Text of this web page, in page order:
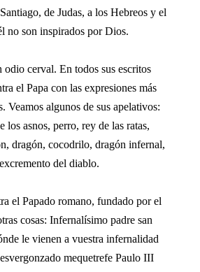
de Judas, a los Hebreos y el
no son inspirados por Dios.
odio cerval. En todos sus escritos
el Papa con las expresiones más
Veamos algunos de sus apelativos:
los asnos, perro, rey de las ratas,
dragón, cocodrilo, dragón infernal,
del diablo.
el Papado romano, fundado por el
cosas: Infernalísimo padre san
le vienen a vuestra infernalidad
mequetrefe Paulo III